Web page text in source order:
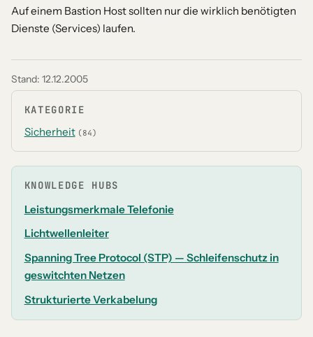
Auf einem Bastion Host sollten nur die wirklich benötigten
Dienste (Services) laufen.
Stand: 12.12.2005
KATEGORIE
Sicherheit (84)
KNOWLEDGE HUBS
Leistungsmerkmale Telefonie
Lichtwellenleiter
Spanning Tree Protocol (STP) — Schleifenschutz in
geswitchten Netzen
Strukturierte Verkabelung